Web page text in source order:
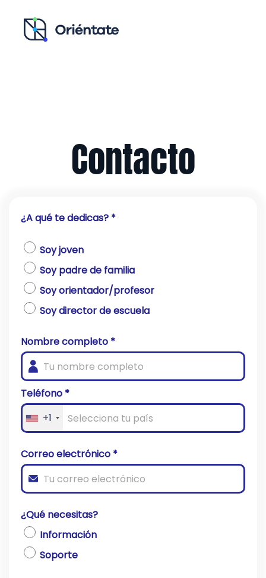
Ir al contenido principal
Contacto
¿A qué te dedicas? *
Soy joven
Soy padre de familia
Soy orientador/profesor
Soy director de escuela
Nombre completo *
Teléfono *
+1
Correo electrónico *
¿Qué necesitas?
Información
Soporte